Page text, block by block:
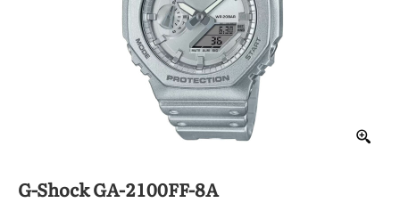
G-Shock GA-2100FF-8A